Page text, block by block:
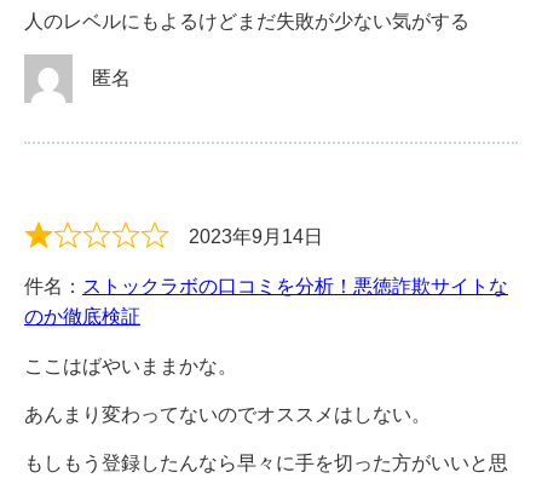
人のレベルにもよるけどまだ失敗が少ない気がする
匿名
2023年9月14日
件名： ストックラボの口コミを分析！悪徳詐欺サイトな
のか徹底検証
ここはばやいままかな。
あんまり変わってないのでオススメはしない。
もしもう登録したんなら早々に手を切った方がいいと思